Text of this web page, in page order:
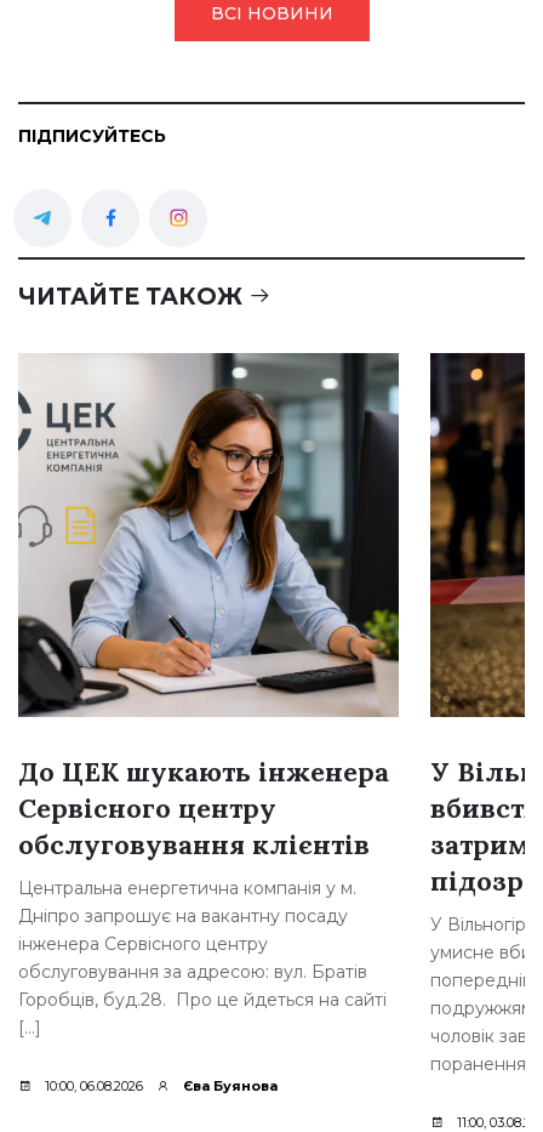
ВСІ НОВИНИ
ПІДПИСУЙТЕСЬ
ЧИТАЙТЕ ТАКОЖ
До ЦЕК шукають інженера
Сервісного центру
обслуговування клієнтів
Центральна енергетична компанія у м.
Дніпро запрошує на вакантну посаду
інженера Сервісного центру
обслуговування за адресою: вул. Братів
Горобців, буд.28. Про це йдеться на сайті
[…]
10:00, 06.08.2026 Єва Буянова
У
У
умисне
подружжям
чоловік
поранення.
11:00,